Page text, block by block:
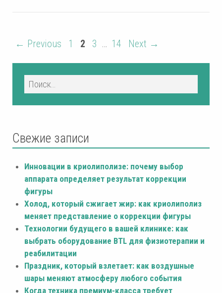
← Previous 1 2 3 … 14 Next →
Свежие записи
Инновации в криолиполизе: почему выбор
аппарата определяет результат коррекции
фигуры
Холод, который сжигает жир: как криолиполиз
меняет представление о коррекции фигуры
Технологии будущего в вашей клинике: как
выбрать оборудование BTL для физиотерапии и
реабилитации
Праздник, который взлетает: как воздушные
шары меняют атмосферу любого события
Когда техника премиум-класса требует